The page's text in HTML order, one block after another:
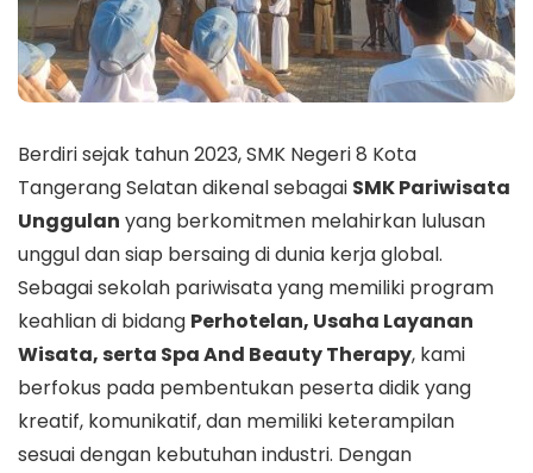
Berdiri sejak tahun 2023, SMK Negeri 8 Kota
Tangerang Selatan dikenal sebagai SMK Pariwisata
Unggulan yang berkomitmen melahirkan lulusan
unggul dan siap bersaing di dunia kerja global.
Sebagai sekolah pariwisata yang memiliki program
keahlian di bidang Perhotelan, Usaha Layanan
Wisata, serta Spa And Beauty Therapy, kami
berfokus pada pembentukan peserta didik yang
kreatif, komunikatif, dan memiliki keterampilan
sesuai dengan kebutuhan industri. Dengan